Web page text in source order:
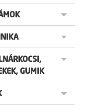
GUMIK